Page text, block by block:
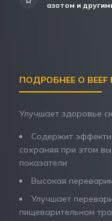
азотом и
ПОДРОБНЕЕ О BEEF
Улучшает здоровье
Содержит
сохраняя при этом
показатели
Высокая
Улучшает
пищеварительном